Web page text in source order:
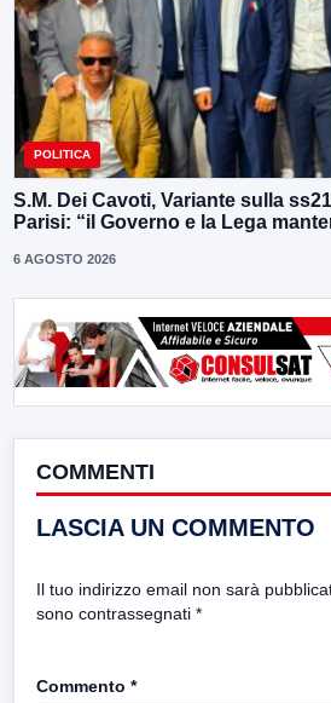
POLITICA
S.M. Dei Cavoti, Variante sulla
Parisi: “il Governo e la Lega
6 AGOSTO 2026
COMMENTI
LASCIA UN COMMENTO
Il tuo indirizzo email non sarà
sono contrassegnati *
Commento *